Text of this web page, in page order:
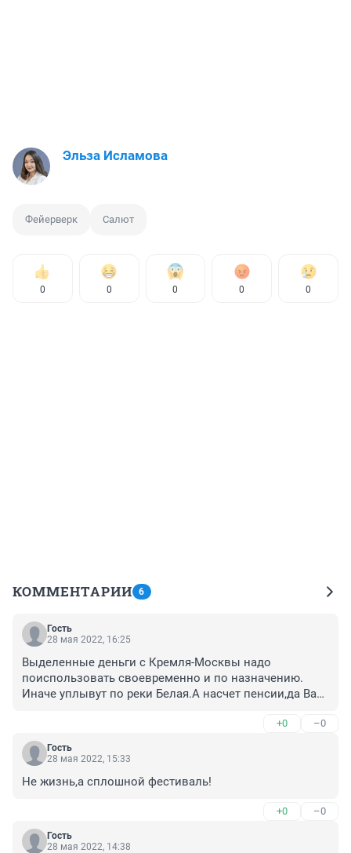
Эльза Исламова
Фейерверк Салют
0 0 0 0 0
КОММЕНТАРИИ 6
Гость
28 мая 2022, 16:25
Выделенные деньги с Кремля-Москвы надо
поиспользовать своевременно и по назначению.
Иначе уплывут по реки Белая.А насчет пенсии,да Вам
деньги,понимаете?.Один раз в магазин-да это не до
конца магазина не хватает,,для ВАС.
+0 –0
Гость
28 мая 2022, 15:33
Не жизнь,а сплошной фестиваль!
+0 –0
Гость
28 мая 2022, 14:38